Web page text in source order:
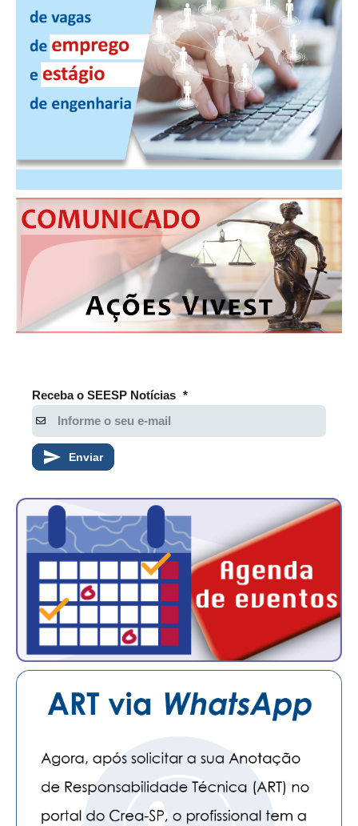
LEGISLAÇÃO
LEI 4.950-A/1966 – PISO SALARIAL
LEI 5.194/1966 – REGULAMENTAÇÃO DA PROFISSÃO
LEI 6.496/1977 – ART
RES 1.002/2002 – CÓDIGO DE ÉTICA
HOMOLOGAÇÕES
FIQUE POR DENTRO
OPORTUNIDADES
APRESENTAÇÃO
EMPREGO E ESTÁGIO
AUTÔNOMOS E SERVIÇOS
NEWSLETTER
GUIA DAS ENGENHARIAS
CONTATO
CURSOS
ENGENHEIRO EMPREENDEDOR
SEESP EDUCAÇÃO
PLATAFORMAS GRATUITAS
BENEFÍCIOS
APOSENTADORIA
PLANO DE SAÚDE
SEESPPREV
Receba o SEESP Notícias *
Enviar